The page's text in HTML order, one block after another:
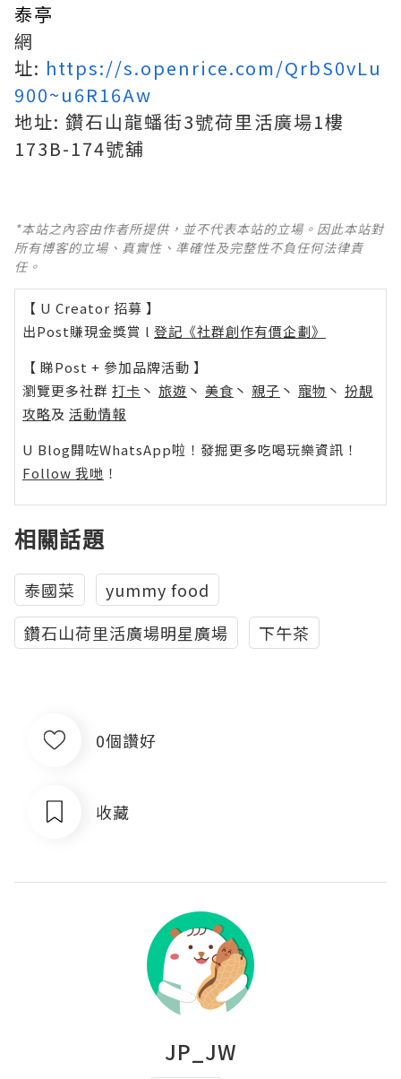
泰亭
網
址: https://s.openrice.com/QrbS0vLu
900~u6R16Aw
地址: 鑽石山龍蟠街3號荷里活廣場1樓
173B-174號舖
*本站之內容由作者所提供，並不代表本站的立場。因此本站對
所有博客的立場、真實性、準確性及完整性不負任何法律責
任。
【 U Creator 招募 】
出Post賺現金獎賞 l 登記《社群創作有價企劃》
【 睇Post + 參加品牌活動 】
瀏覽更多社群 打卡 丶 旅遊 丶 美食 丶 親子 丶 寵物 丶 扮靚
攻略及 活動情報
U Blog開咗WhatsApp啦！發掘更多吃喝玩樂資訊！
Follow 我哋 ！
相關話題
泰國菜
yummy food
鑽石山荷里活廣場明星廣場
下午茶
0個讚好
收藏
JP_JW